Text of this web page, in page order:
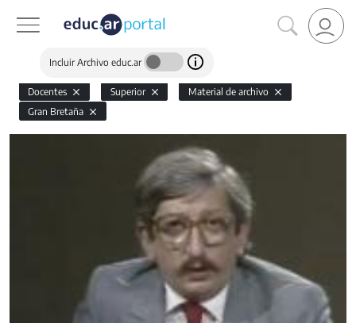
Incluir Archivo educ.ar
Docentes Superior
Material de archivo
Gran Bretaña